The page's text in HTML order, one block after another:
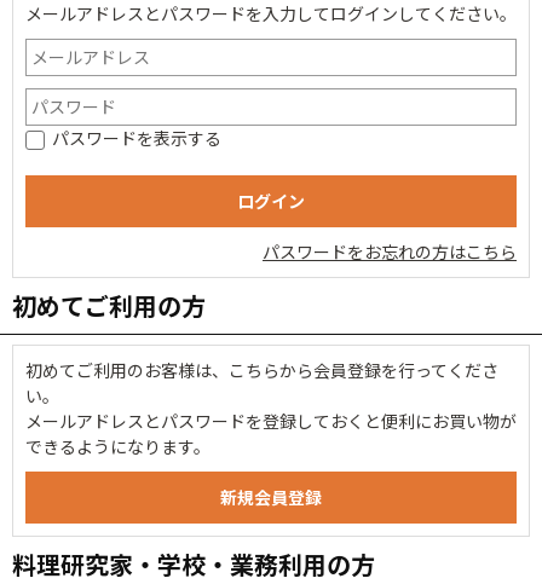
メールアドレスとパスワードを入力してログインしてください。
パスワードを表示する
パスワードをお忘れの方はこちら
初めてご利用の方
初めてご利用のお客様は、こちらから会員登録を行ってくださ
い。
メールアドレスとパスワードを登録しておくと便利にお買い物が
できるようになります。
料理研究家・学校・業務利用の方